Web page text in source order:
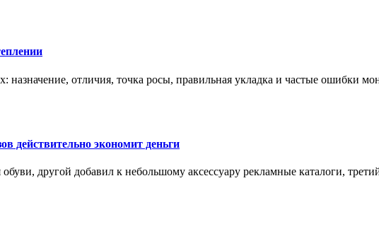
назначение, отличия, точка росы, правильная укладка и частые ошибки
действительно экономит деньги
другой добавил к небольшому аксессуару рекламные каталоги,